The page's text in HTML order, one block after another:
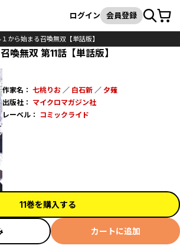
検索
ログイン 会員登録カート
１から始まる召喚無双【単話版】
喚無双 第11話【単話版】
作家名： 七桃りお／ 白石新／ 夕薙
出版社： マイクロマガジン社
レーベル：
コミックライド
11巻を購入する
カートに追加